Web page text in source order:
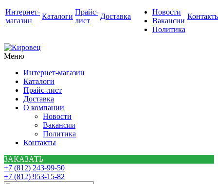
Интернет-
магазин
Каталоги
Прайс-
лист
Доставка
Новости
Вакансии
Политика
Меню
Интернет-магазин
Каталоги
Прайс-лист
Доставка
О компании
Новости
Вакансии
Политика
Контакты
ЗАКАЗАТЬ
+7 (812) 243-99-50
+7 (812) 953-15-82